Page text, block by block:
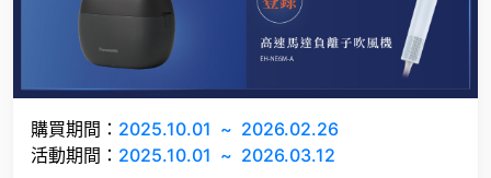
購買期間： 2025.10.01 ~ 2026.02.26
活動期間： 2025.10.01 ~ 2026.03.12